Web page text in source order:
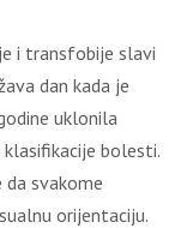
i transfobije slavi
dan kada je
uklonila
bolesti.
svakome
orijentaciju.